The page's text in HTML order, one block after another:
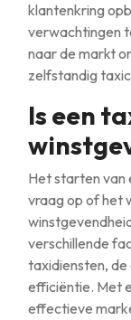
klantenkring
verwachtingen
naar de markt
zelfstandig
Is een
Het starten van
vraag op of het
verschillende
taxidiensten,
efficiëntie. Met
effectieve